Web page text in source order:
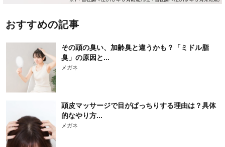
おすすめの記事
その頭の臭い、加齢臭と違うかも？「ミドル脂
臭」の原因と...
メガネ
頭皮マッサージで目がぱっちりする理由は？具体
的なやり方...
メガネ